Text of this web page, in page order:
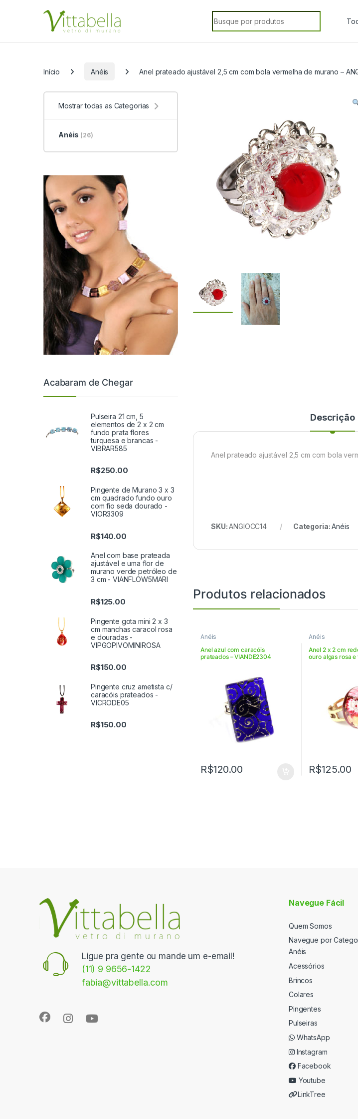
Search for:
Início Anéis Anel prateado ajustável 2,5 cm com bola vermelha de murano –
Descrição
Anel prateado ajustável 2,5 cm com bola
SKU:ANGIOCC14 Categoria:Anéis
Produtos relacionados
Anéis
Anel azul com caracóis
prateados – VIANDE2304
R$120.00
Anéis
Anel 2 x 2 cm
ouro algas rosa e
R$125.00
Mostrar todas as Categorias
Anéis (26)
Acabaram de Chegar
Pulseira 21 cm, 5
elementos de 2 x 2 cm
fundo prata flores
turquesa e brancas -
VIBRAR585
R$250.00
Pingente de Murano 3 x 3
cm quadrado fundo ouro
com fio seda dourado -
VIOR3309
R$140.00
Anel com base prateada
ajustável e uma flor de
murano verde petróleo de
3 cm - VIANFLOW5MARI
R$125.00
Pingente gota mini 2 x 3
cm manchas caracol rosa
e douradas -
VIPGOPIVOMINIROSA
R$150.00
Pingente cruz ametista c/
caracóis prateados -
VICRODE05
R$150.00
Ligue pra gente ou mande um e-email!
(11) 9 9656-1422
fabia@vittabella.com
Navegue Fácil
Quem Somos
Navegue por
Anéis
Acessórios
Brincos
Colares
Pingentes
Pulseiras
WhatsApp
Instagram
Facebook
Youtube
LinkTree